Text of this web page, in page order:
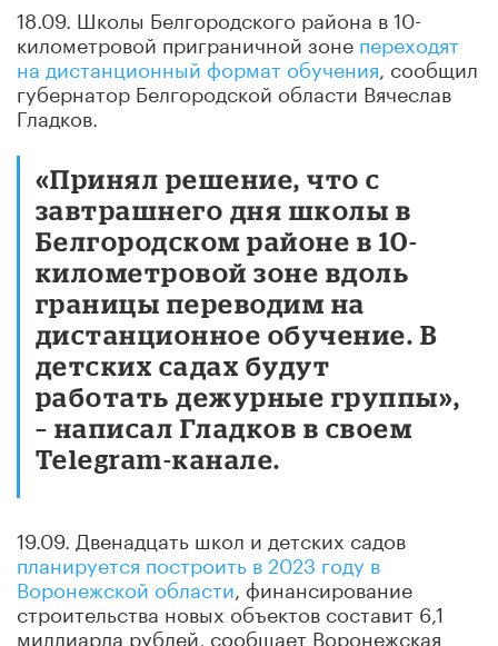
18.09. Школы Белгородского района в 10-
километровой приграничной зоне переходят
на дистанционный формат обучения, сообщил
губернатор Белгородской области Вячеслав
Гладков.
«Принял решение, что с
завтрашнего дня школы в
Белгородском районе в 10-
километровой зоне вдоль
границы переводим на
дистанционное обучение. В
детских садах будут
работать дежурные группы»,
– написал Гладков в своем
Telegram-канале.
19.09. Двенадцать школ и детских садов
планируется построить в 2023 году в
Воронежской области , финансирование
строительства новых объектов составит 6,1
миллиарда рублей, сообщает Воронежская